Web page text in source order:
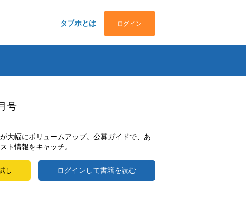
タブホとは ログイン
号
大幅にボリュームアップ。公募ガイドで、あ
ト情報をキャッチ。
し ログインして書籍を読む